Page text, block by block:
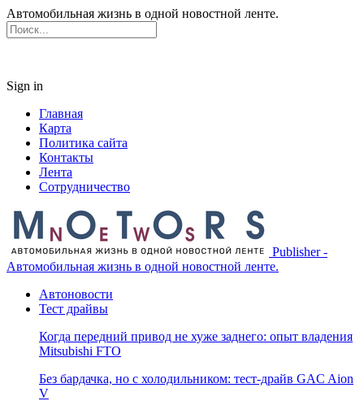
Автомобильная жизнь в одной новостной ленте.
Sign in
Главная
Карта
Политика сайта
Контакты
Лента
Сотрудничество
Publisher -
Автомобильная жизнь в одной новостной ленте.
Автоновости
Тест драйвы
Когда передний привод не хуже заднего: опыт владения
Mitsubishi FTO
Без бардачка, но с холодильником: тест-драйв GAC Aion
V